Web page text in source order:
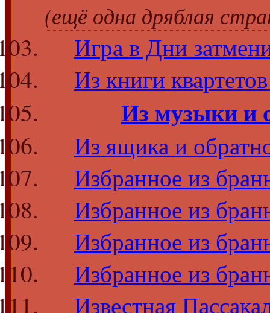
(ещё одна дряблая
Игра в Дни
Из книги
Из музыки и
Из ящика и
Избранное из
Избранное из
Избранное из
Избранное из
Известная